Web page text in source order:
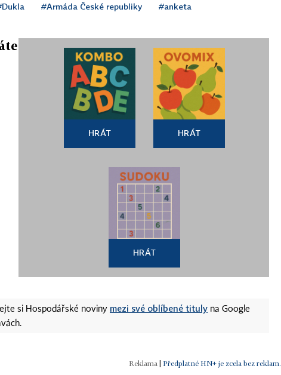
#Armáda České republiky #anketa
HRÁT HRÁT
HRÁT
si Hospodářské noviny mezi své oblíbené tituly na Google
| Předplatné HN+ je zcela bez reklam.